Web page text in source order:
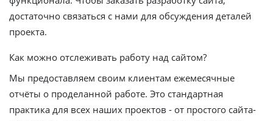
достаточно связаться с нами для обсуждения деталей
проекта.
Как можно отслеживать работу над сайтом?
Мы предоставляем своим клиентам ежемесячные
отчёты о проделанной работе. Это стандартная
практика для всех наших проектов - от простого сайта-